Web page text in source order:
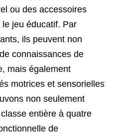
ou des accessoires
jeu éducatif. Par
ils peuvent non
connaissances de
mais également
motrices et sensorielles
non seulement
entière à quatre
de